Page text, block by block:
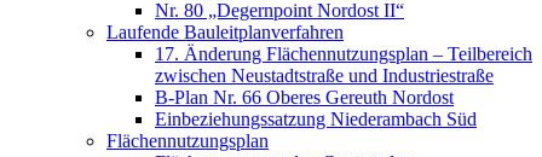
Nr. 80 „Degernpoint Nordost II“
Laufende Bauleitplanverfahren
17. Änderung Flächennutzungsplan – Teilbereich
zwischen Neustadtstraße und Industriestraße
B-Plan Nr. 66 Oberes Gereuth Nordost
Einbeziehungssatzung Niederambach Süd
Flächennutzungsplan